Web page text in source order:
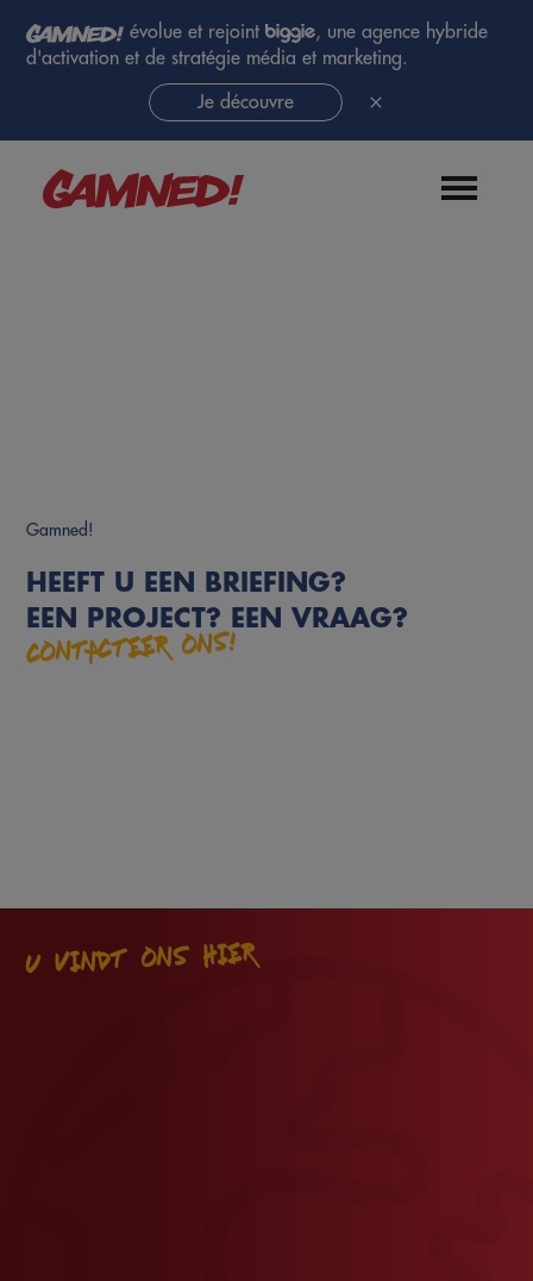
évolue et rejoint
, une agence hybride
d'activation et de stratégie média et marketing.
Je découvre
Gamned!
HEEFT U EEN BRIEFING?
EEN PROJECT? EEN VRAAG?
CONTACTEER ONS!
U VINDT ONS HIER